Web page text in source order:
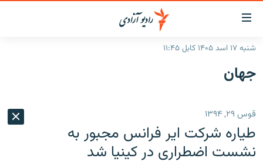
لینک‌های
قابل
دسترسی
به
بازگشت
منوی
اصلی
گزارش‌ها
منطقه
شرق میانه
افغانستان
جدول نشرات
مصاحبه‌ها
شنبه ۱۷ اسد ۱۴۰۵ کابل ۱۱:۴۵
جهان
قوس ۲۹, ۱۳۹۴
طیاره شرکت ایر فرانس مجبور به
نشست اضطراری در کینیا شد